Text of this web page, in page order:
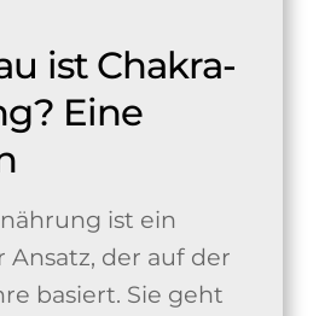
ist Chakra-
Eine
ist ein
der auf der
basiert. Sie geht